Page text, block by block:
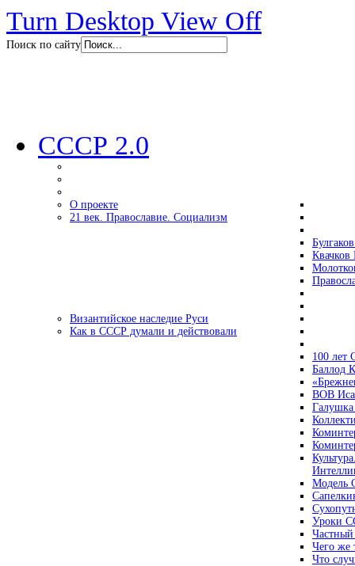
Turn Desktop View Off
Поиск по сайту
СССР 2.0
О проекте
21 век. Православие. Социализм
Византийское наследие Руси
Как в СССР думали и действовали
100 лет
Баллод
ВОВ
Модель
Уроки
Чего же
Что